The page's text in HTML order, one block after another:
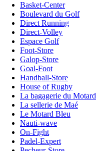
Basket-Center
Boulevard du Golf
Direct Running
Direct-Volley
Espace Golf
Foot-Store
Galop-Store
Goal-Foot
Handball-Store
House of Rugby
La bagagerie du Motard
La sellerie de Maé
Le Motard Bleu
Nauti-wave
On-Fight
Padel-Expert